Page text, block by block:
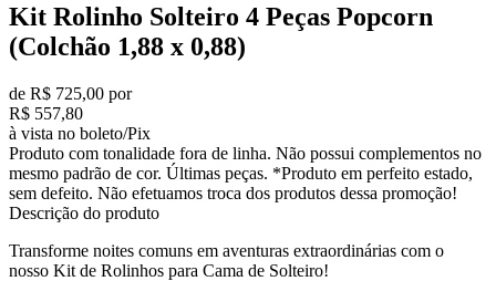
Kit Rolinho Solteiro 4 Peças Popcorn
(Colchão 1,88 x 0,88)
de R$ 725,00 por
R$ 557,80
à vista no boleto/Pix
Produto com tonalidade fora de linha. Não possui complementos no
mesmo padrão de cor. Últimas peças. *Produto em perfeito estado,
sem defeito. Não efetuamos troca dos produtos dessa promoção!
Descrição do produto
Transforme noites comuns em aventuras extraordinárias com o
nosso Kit de Rolinhos para Cama de Solteiro!